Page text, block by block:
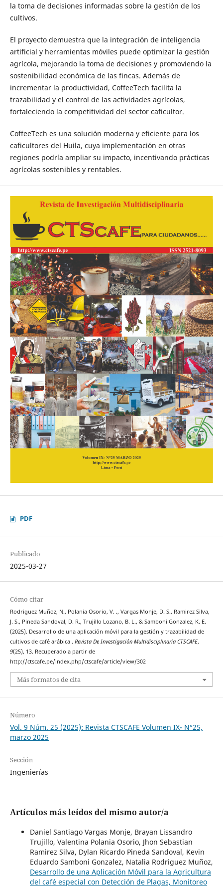
la toma de decisiones informadas sobre la gestión de los
cultivos.
El proyecto demuestra que la integración de inteligencia
artificial y herramientas móviles puede optimizar la gestión
agrícola, mejorando la toma de decisiones y promoviendo la
sostenibilidad económica de las fincas. Además de
incrementar la productividad, CoffeeTech facilita la
trazabilidad y el control de las actividades agrícolas,
fortaleciendo la competitividad del sector caficultor.
CoffeeTech es una solución moderna y eficiente para los
caficultores del Huila, cuya implementación en otras
regiones podría ampliar su impacto, incentivando prácticas
agrícolas sostenibles y rentables.
PDF
Publicado
2025-03-27
Cómo citar
Rodriguez Muñoz, N., Polania Osorio, V. ., Vargas Monje, D. S., Ramirez Silva,
J. S., Pineda Sandoval, D. R., Trujillo Lozano, B. L., & Samboni Gonzalez, K. E.
(2025). Desarrollo de una aplicación móvil para la gestión y trazabilidad de
cultivos de café arábica . Revista De Investigación Multidisciplinaria CTSCAFE,
9(25), 13. Recuperado a partir de
http://ctscafe.pe/index.php/ctscafe/article/view/302
Más formatos de cita
Número
Vol. 9 Núm. 25 (2025): Revista CTSCAFE Volumen IX- N°25,
marzo 2025
Sección
Ingenierías
Artículos más leídos del mismo autor/a
Daniel Santiago Vargas Monje, Brayan Lissandro
Trujillo, Valentina Polania Osorio, Jhon Sebastian
Ramirez Silva, Dylan Ricardo Pineda Sandoval, Kevin
Eduardo Samboni Gonzalez, Natalia Rodriguez Muñoz,
Desarrollo de una Aplicación Móvil para la Agricultura
del café especial con Detección de Plagas, Monitoreo